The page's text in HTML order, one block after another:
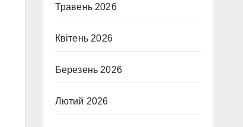
Травень 2026
Квітень 2026
Березень 2026
Лютий 2026